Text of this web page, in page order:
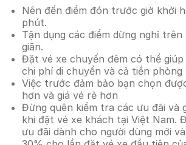
Nên đến điểm đón trước giờ khởi
phút.
Tận dụng các điểm dừng nghỉ
giãn.
Đặt vé xe chuyến đêm có thể
chi phí di chuyển và cả tiền phòng
Việc trước đảm bảo bạn chọn
hơn và giá vé rẻ hơn
Đừng quên kiểm tra các ưu đãi và
khi đặt vé xe khách tại Việt Nam.
ưu đãi dành cho người dùng mới